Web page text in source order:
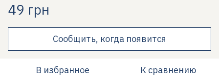
49 грн
Сообщить, когда появится
В избранное К сравнению